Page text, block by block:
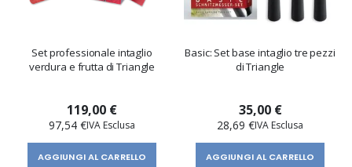
Set professionale intaglio
verdura e frutta di Triangle
119,00 €
97,54 €
AGGIUNGI AL CARRELLO
Basic: Set base intaglio tre pezzi
di Triangle
35,00 €
28,69 €
AGGIUNGI AL CARRELLO